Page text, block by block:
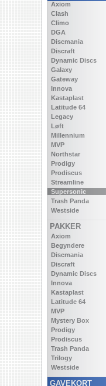
Axiom
Clash
Climo
DGA
Discmania
Discraft
Dynamic Discs
Galaxy
Gateway
Innova
Kastaplast
Latitude 64
Legacy
Løft
Millennium
MVP
Northstar
Prodigy
Prodiscus
Streamline
Supersonic
Trash Panda
Westside
PAKKER
Axiom
Begyndere
Discmania
Discraft
Dynamic Discs
Innova
Kastaplast
Latitude 64
MVP
Mystery Box
Prodigy
Prodiscus
Trash Panda
Trilogy
Westside
GAVEKORT